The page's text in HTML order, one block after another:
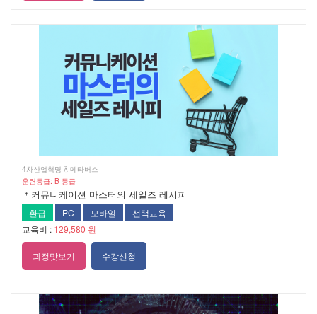
4차산업혁명  메타버스
훈련등급: B 등급
＊커뮤니케이션 마스터의 세일즈 레시피
환급 PC 모바일
선택교육
교육비 : 129,580 원
과정맛보기 수강신청